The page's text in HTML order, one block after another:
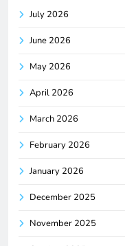
July 2026
June 2026
May 2026
April 2026
March 2026
February 2026
January 2026
December 2025
November 2025